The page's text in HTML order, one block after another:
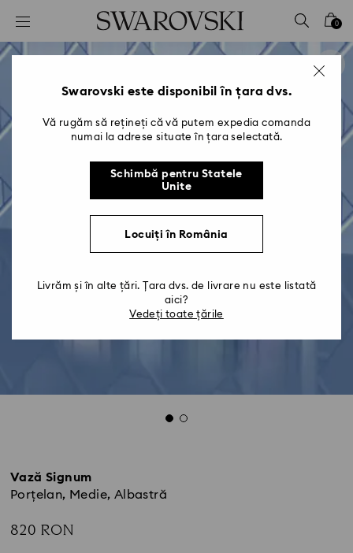
Accesskeys list
0 - Antet
2 - Subsol
0
Vază Signum
Porțelan, Medie, Albastră
820 RON
Swarovski este disponibil în țara dvs.
Vă rugăm să rețineți că vă putem expedia comanda
numai la adrese situate în țara selectată.
Schimbă pentru Statele
Unite
Locuiți în România
Livrăm și în alte țări. Țara dvs. de livrare nu este listată
aici?
Vedeți toate țările